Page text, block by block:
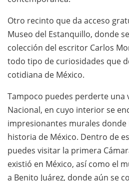
Otro recinto que da acceso
Museo del Estanquillo, donde
colección del escritor Carlos
todo tipo de curiosidades que
cotidiana de México.
Tampoco puedes perderte una
Nacional, en cuyo interior se
impresionantes murales donde
historia de México. Dentro de
puedes visitar la primera
existió en México, así como el
a Benito Juárez, donde aún se